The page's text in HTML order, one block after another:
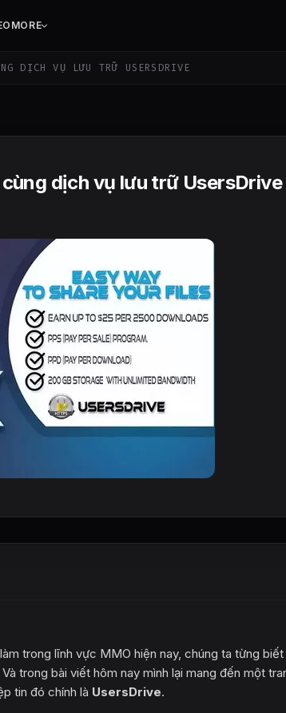
MORE
DỊCH VỤ LƯU TRỮ USERSDRIVE
dịch vụ lưu trữ UsersDrive
trong lĩnh vực MMO hiện nay, chúng ta từng biết
trong bài viết hôm nay mình lại mang đến một
tin đó chính là UsersDrive.